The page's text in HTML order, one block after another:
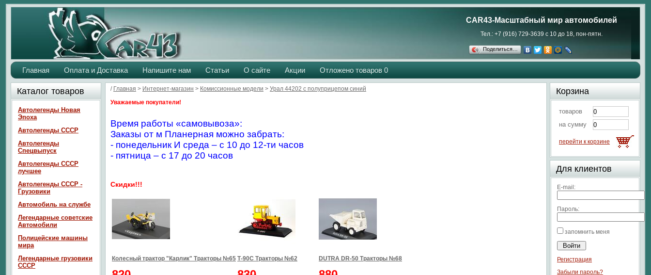
CAR43-Масштабный мир автомобилей
Тел.: +7 (916) 729-3639 с 10 до 18, пон-пятн.
Поделиться…
Главная Оплата и Доставка Напишите нам Статьи О сайте Акции Отложено товаров 0
/ Главная > Интернет-магазин > Комиссионные модели > Урал 44202 с полуприцепом синий
Уважаемые покупатели!
Время работы «самовывоза»:
Заказы от м Планерная можно забрать:
- понедельник И среда – с 10 до 12-ти часов
- пятница – с 17 до 20 часов
Скидки!!!
Колесный трактор "Карлик" Тракторы №65 Т-90С Тракторы №62 DUTRA DR-50 Тракторы №68
Каталог товаров
Автолегенды Новая
Эпоха
Автолегенды СССР
Автолегенды
Спецвыпуск
Автолегенды СССР
лучшее
Автолегенды СССР -
Грузовики
Автомобиль на службе
Легендарные советские
Автомобили
Полицейские машины
мира
Легендарные грузовики
СССР
Корзина
товаров
на сумму
перейти к корзине
Для клиентов
E-mail:
Пароль:
запомнить меня
Регистрация
Забыли пароль?